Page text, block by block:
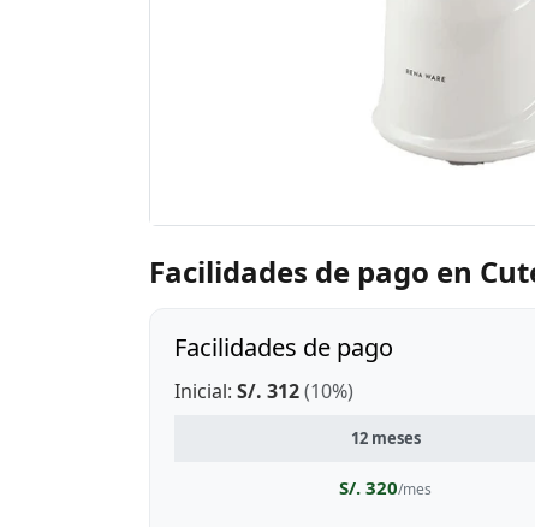
Facilidades de pago en
Facilidades de pago
Inicial: S/. 312(10%)
12 meses
S/. 320/mes